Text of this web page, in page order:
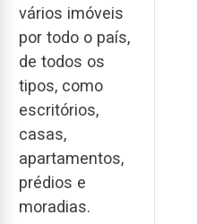
vários imóveis
por todo o país,
de todos os
tipos, como
escritórios,
casas,
apartamentos,
prédios e
moradias.